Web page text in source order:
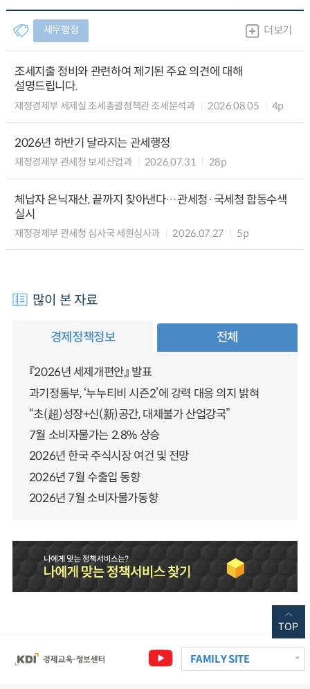
세무행정 더보기
조세지출 정비와 관련하여 제기된 주요 의견에 대해
설명드립니다.
재정경제부 세제실 조세총괄정책관 조세분석과 2026.08.05 4p
2026년 하반기 달라지는 관세행정
재정경제부 관세청 보세산업과 2026.07.31 28p
체납자 은닉재산, 끝까지 찾아낸다…관세청·국세청 합동수색
실시
재정경제부 관세청 심사국 세원심사과 2026.07.27 5p
많이 본 자료
경제정책정보 전체
『2026년 세제개편안』 발표
과기정통부, ‘누누티비 시즌2’에 강력 대응 의지 밝혀
“초(超)성장+신(新)공간, 대체불가 산업강국”
7월 소비자물가는 2.8% 상승
2026년 한국 주식시장 여건 및 전망
2026년 7월 수출입 동향
2026년 7월 소비자물가동향
FAMILY SITE
TOP